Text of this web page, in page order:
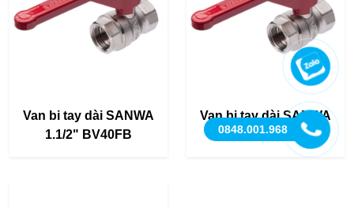
0848.001.968
Van bi tay dài SANWA
1.1/2" BV40FB
Van bi tay dài SANWA
1.1/4" BV32FB